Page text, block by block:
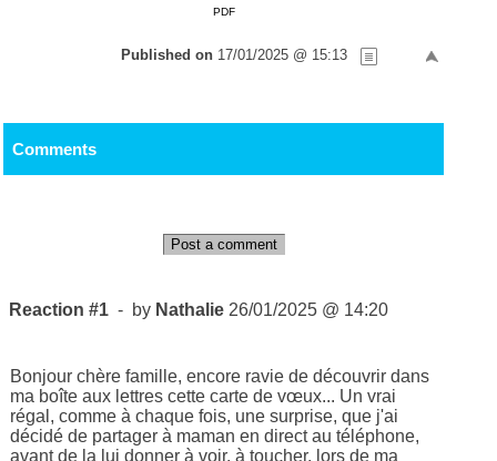
PDF
Published on 17/01/2025 @ 15:13
Comments
Post a comment
Reaction #1 - by Nathalie 26/01/2025 @ 14:20
Bonjour chère famille, encore ravie de découvrir dans
ma boîte aux lettres cette carte de vœux... Un vrai
régal, comme à chaque fois, une surprise, que j'ai
décidé de partager à maman en direct au téléphone,
avant de la lui donner à voir, à toucher, lors de ma